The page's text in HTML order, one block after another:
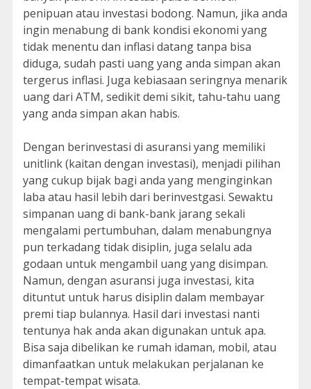
penipuan atau investasi bodong. Namun, jika anda
ingin menabung di bank kondisi ekonomi yang
tidak menentu dan inflasi datang tanpa bisa
diduga, sudah pasti uang yang anda simpan akan
tergerus inflasi. Juga kebiasaan seringnya menarik
uang dari ATM, sedikit demi sikit, tahu-tahu uang
yang anda simpan akan habis.
Dengan berinvestasi di asuransi yang memiliki
unitlink (kaitan dengan investasi), menjadi pilihan
yang cukup bijak bagi anda yang menginginkan
laba atau hasil lebih dari berinvestgasi. Sewaktu
simpanan uang di bank-bank jarang sekali
mengalami pertumbuhan, dalam menabungnya
pun terkadang tidak disiplin, juga selalu ada
godaan untuk mengambil uang yang disimpan.
Namun, dengan asuransi juga investasi, kita
dituntut untuk harus disiplin dalam membayar
premi tiap bulannya. Hasil dari investasi nanti
tentunya hak anda akan digunakan untuk apa.
Bisa saja dibelikan ke rumah idaman, mobil, atau
dimanfaatkan untuk melakukan perjalanan ke
tempat-tempat wisata.